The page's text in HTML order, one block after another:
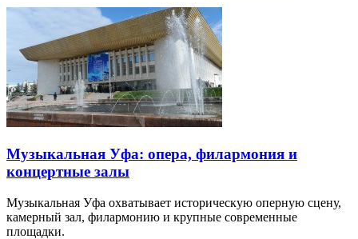
Музыкальная Уфа: опера, филармония и
концертные залы
Музыкальная Уфа охватывает историческую оперную сцену,
камерный зал, филармонию и крупные современные
площадки.